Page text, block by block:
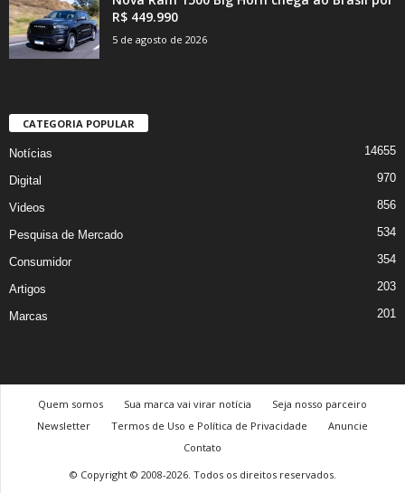
R$ 449.990
5 de agosto de 2026
CATEGORIA POPULAR
Notícias 14655
Digital 970
Videos 856
Pesquisa de Mercado 534
Consumidor 354
Artigos 203
Marcas 201
Quem somos Sua marca vai virar notícia
Seja nosso parceiro
Newsletter
Termos de Uso e Política de Privacidade
Anuncie
Contato
© Copyright © 2008-2026. Todos os direitos reservados.